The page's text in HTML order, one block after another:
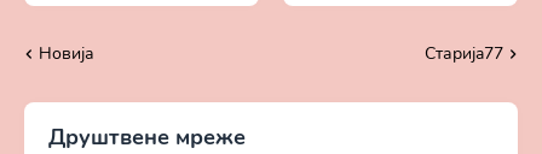
Новија Старијa77
Друштвене мреже